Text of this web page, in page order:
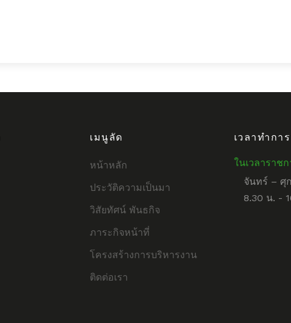
เมนูลัด
หน้าหลัก
ประวัติความเป็นมา
วิสัยทัศน์ พันธกิจ
ภาระกิจหน้าที่
โครงสร้างการบริหารงาน
ติดต่อเรา
เวลาทำการ
ในเวลาราชก
จันทร์ – ศุ
8.30 น. -